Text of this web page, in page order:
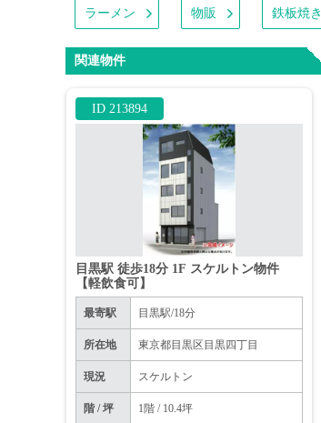
ラーメン 物販 鉄板焼き
関連物件
ID 213894
目黒駅 徒歩18分 1F スケルトン物件
【軽飲食可】
最寄駅 目黒駅/18分
所在地 東京都目黒区目黒四丁目
現況 スケルトン
階 / 坪 1階 / 10.4坪